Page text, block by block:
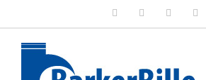
LinkedInFacebookInstagram